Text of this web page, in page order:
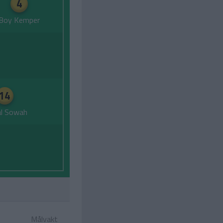
4
Boy Kemper
14
Sowah
Målvakt